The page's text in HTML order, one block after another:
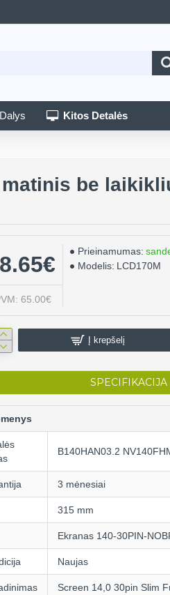
Kitos Detalės
matinis be
65.00€
Prieinamumas:
Modelis: LCD170M
Į krepšelį
SPECIFIKACIJA
B140HAN03.2
3 mėnesiai
315 mm
Ekranas 140-30PIN-
Naujas
Screen 14,0 30pin Slim